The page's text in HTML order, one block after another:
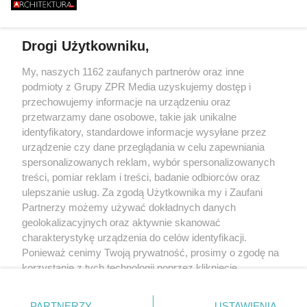
BURZY?
Żaden utwór zamieszczony w serwisie nie może być powielany i
rozpowszechniany lub dalej rozpowszechniany w jakikolwiek sposób (w
tym także elektroniczny lub mechaniczny) na jakimkolwiek polu
eksploatacji w jakiejkolwiek formie, włącznie z umieszczaniem w
Internecie bez pisemnej zgody właściciela praw. Jakiekolwiek użycie lub
wykorzystanie utworów w całości lub w części z naruszeniem prawa, tzn.
bez właściwej zgody, jest zabronione pod groźbą kary i może być ścigane
prawnie.
O nas
Informacje prawne
Nasze serwisy
Drogi Użytkowniku,
My, naszych 1162 zaufanych partnerów oraz inne
podmioty z Grupy ZPR Media uzyskujemy dostęp i
przechowujemy informacje na urządzeniu oraz
przetwarzamy dane osobowe, takie jak unikalne
identyfikatory, standardowe informacje wysyłane przez
urządzenie czy dane przeglądania w celu zapewniania
spersonalizowanych reklam, wybór spersonalizowanych
treści, pomiar reklam i treści, badanie odbiorców oraz
ulepszanie usług. Za zgodą Użytkownika my i Zaufani
Partnerzy możemy używać dokładnych danych
geolokalizacyjnych oraz aktywnie skanować
charakterystykę urządzenia do celów identyfikacji.
Ponieważ cenimy Twoją prywatność, prosimy o zgodę na
korzystanie z tych technologii poprzez kliknięcie
zmienić/wycofać klikając przycisk ustawień prywatności